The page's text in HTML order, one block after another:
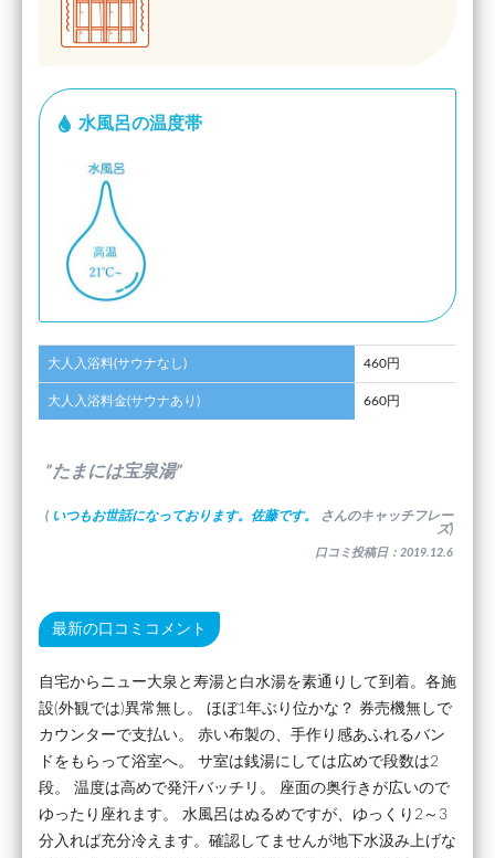
水風呂の温度帯
大人入浴料(サウナなし) 460円
大人入浴料金(サウナあり) 660円
”たまには宝泉湯”
( いつもお世話になっております。佐藤です。
さんのキャッチフレー
ズ)
口コミ投稿日：2019.12.6
最新の口コミコメント
自宅からニュー大泉と寿湯と白水湯を素通りして到着。各施
設(外観では)異常無し。 ほぼ1年ぶり位かな？ 券売機無しで
カウンターで支払い。 赤い布製の、手作り感あふれるバン
ドをもらって浴室へ。 サ室は銭湯にしては広めで段数は2
段。 温度は高めで発汗バッチリ。 座面の奥行きが広いので
ゆったり座れます。 水風呂はぬるめですが、ゆっくり2～3
分入れば充分冷えます。確認してませんが地下水汲み上げな